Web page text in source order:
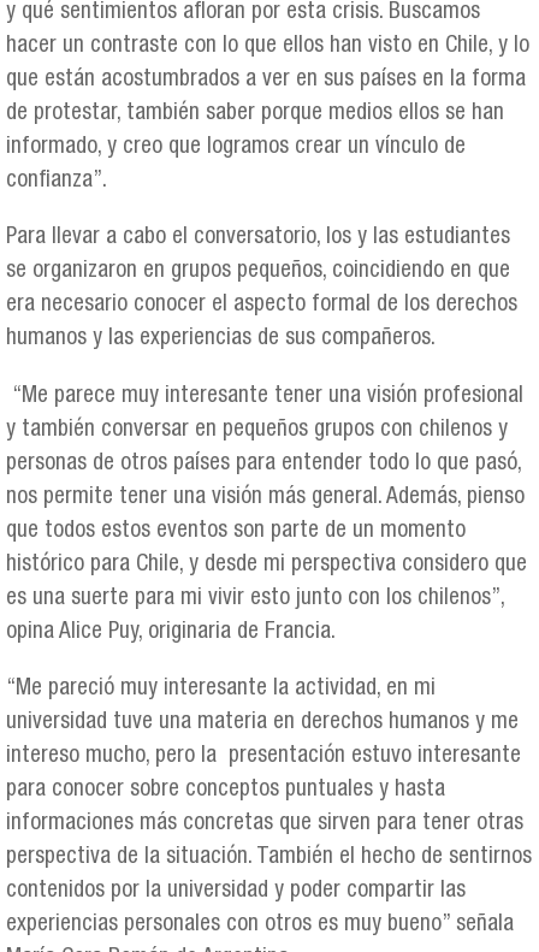
y qué sentimientos afloran por esta crisis. Buscamos
hacer un contraste con lo que ellos han visto en Chile, y lo
que están acostumbrados a ver en sus países en la forma
de protestar, también saber porque medios ellos se han
informado, y creo que logramos crear un vínculo de
confianza”.
Para llevar a cabo el conversatorio, los y las estudiantes
se organizaron en grupos pequeños, coincidiendo en que
era necesario conocer el aspecto formal de los derechos
humanos y las experiencias de sus compañeros.
“Me parece muy interesante tener una visión profesional
y también conversar en pequeños grupos con chilenos y
personas de otros países para entender todo lo que pasó,
nos permite tener una visión más general. Además, pienso
que todos estos eventos son parte de un momento
histórico para Chile, y desde mi perspectiva considero que
es una suerte para mi vivir esto junto con los chilenos”,
opina Alice Puy, originaria de Francia.
“Me pareció muy interesante la actividad, en mi
universidad tuve una materia en derechos humanos y me
intereso mucho, pero la presentación estuvo interesante
para conocer sobre conceptos puntuales y hasta
informaciones más concretas que sirven para tener otras
perspectiva de la situación. También el hecho de sentirnos
contenidos por la universidad y poder compartir las
experiencias personales con otros es muy bueno” señala